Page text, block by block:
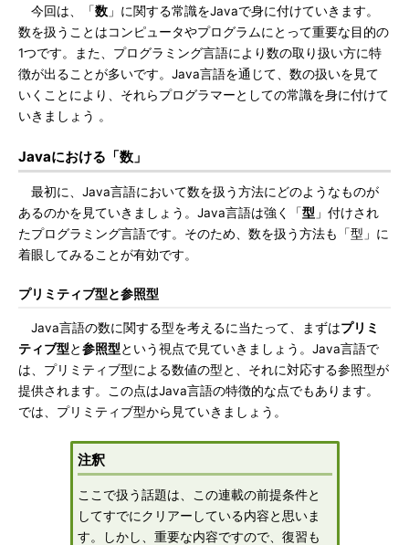
今回は、「数 」に関する常識をJavaで身に付けていきます。
数を扱うことはコンピュータやプログラムにとって重要な目的の
1つです。また、プログラミング言語により数の取り扱い方に特
徴が出ることが多いです。Java言語を通じて、数の扱いを見て
いくことにより、それらプログラマーとしての常識を身に付けて
いきましょう 。
Javaにおける「数」
最初に、Java言語において数を扱う方法にどのようなものが
あるのかを見ていきましょう。Java言語は強く「型 」付けされ
たプログラミング言語です。そのため、数を扱う方法も「型」に
着眼してみることが有効です。
プリミティブ型と参照型
Java言語の数に関する型を考えるに当たって、まずはプリミ
ティブ型と参照型という視点で見ていきましょう。Java言語で
は、プリミティブ型による数値の型と、それに対応する参照型が
提供されます。この点はJava言語の特徴的な点でもあります。
では、プリミティブ型から見ていきましょう。
注釈
ここで扱う話題は、この連載の前提条件と
してすでにクリアーしている内容と思いま
す。しかし、重要な内容ですので、復習も